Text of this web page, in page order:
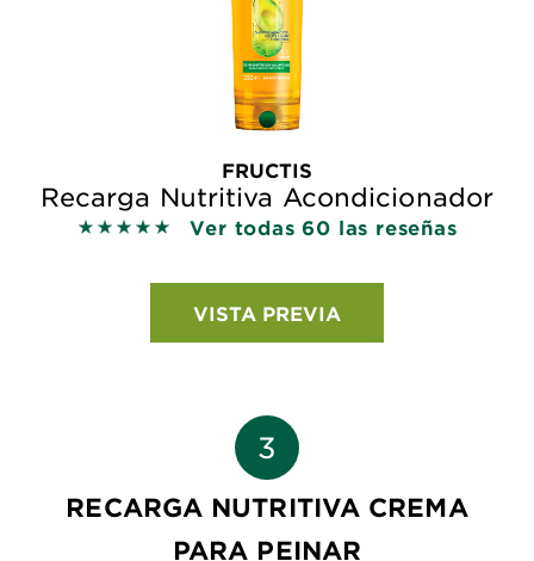
FRUCTIS
Recarga Nutritiva Acondicionador
5 out of 5 stars based on reviews
Ver todas 60 las reseñas
VISTA PREVIA
RECARGA NUTRITIVA CREMA
PARA PEINAR